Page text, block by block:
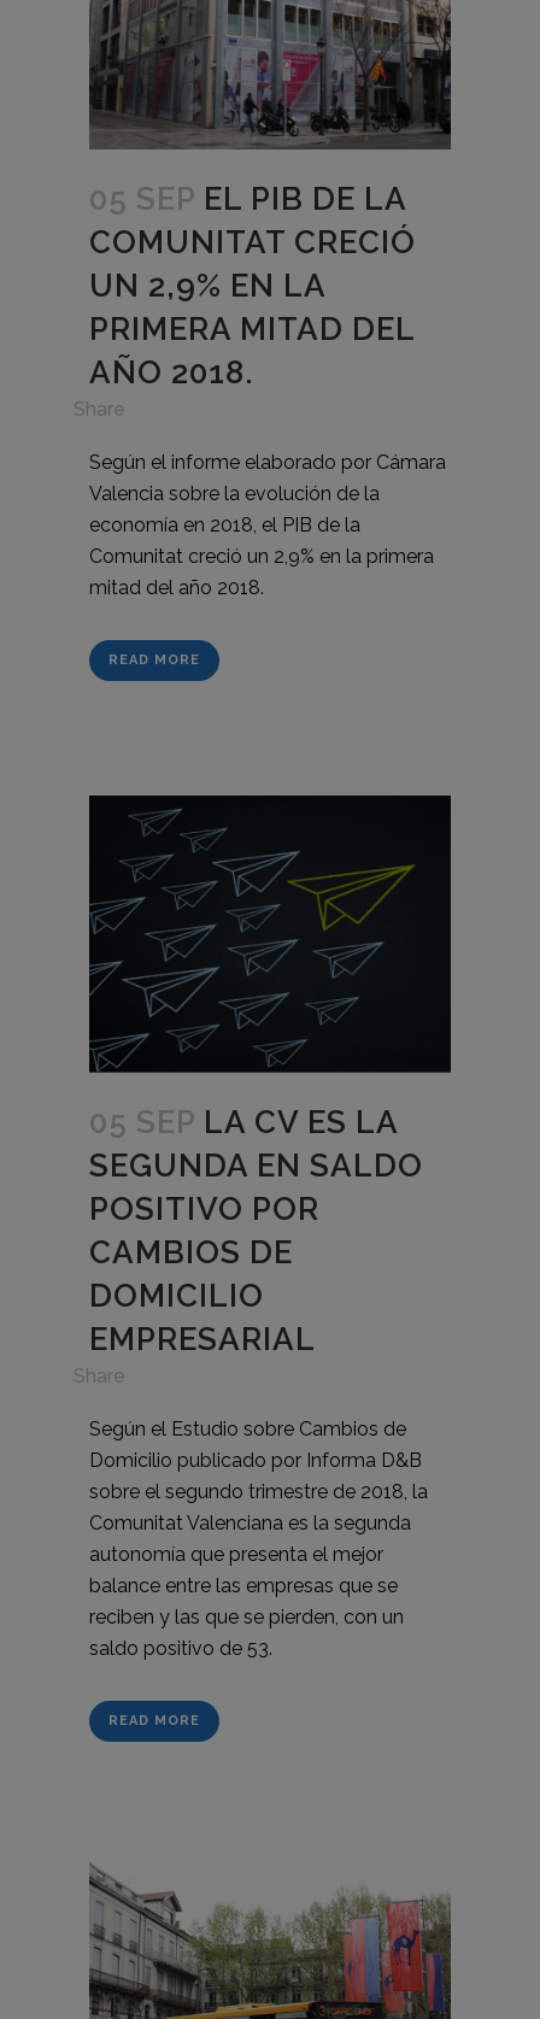
05 SEP EL PIB DE LA
COMUNITAT CRECIÓ
UN 2,9% EN LA
PRIMERA MITAD DEL
AÑO 2018.
Share
Según el informe elaborado por Cámara
Valencia sobre la evolución de la
economía en 2018, el PIB de la
Comunitat creció un 2,9% en la primera
mitad del año 2018.
READ MORE
05 SEP LA CV ES LA
SEGUNDA EN SALDO
POSITIVO POR
CAMBIOS DE
DOMICILIO
EMPRESARIAL
Share
Según el Estudio sobre Cambios de
Domicilio publicado por Informa D&B
sobre el segundo trimestre de 2018, la
Comunitat Valenciana es la segunda
autonomía que presenta el mejor
balance entre las empresas que se
reciben y las que se pierden, con un
saldo positivo de 53.
READ MORE